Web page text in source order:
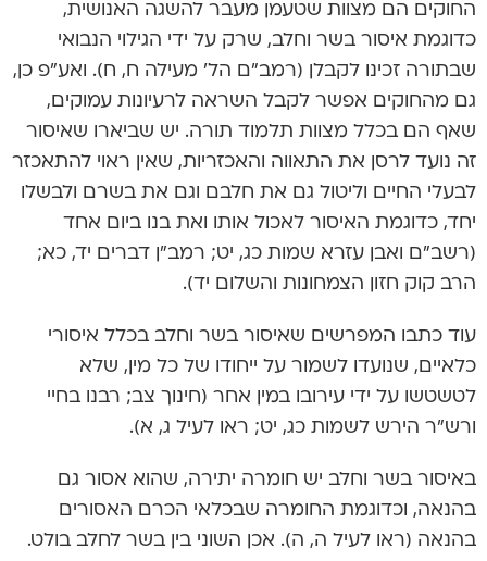
החוקים הם מצוות שטעמן מעבר להשגה האנושית,
כדוגמת איסור בשר וחלב, שרק על ידי הגילוי הנבואי
שבתורה זכינו לקבלן (רמב”ם הל’ מעילה ח, ח). ואע”פ כן,
גם מהחוקים אפשר לקבל השראה לרעיונות עמוקים,
שאף הם בכלל מצוות תלמוד תורה. יש שביארו שאיסור
זה נועד לרסן את התאווה והאכזריות, שאין ראוי להתאכזר
לבעלי החיים וליטול גם את חלבם וגם את בשרם ולבשלו
יחד, כדוגמת האיסור לאכול אותו ואת בנו ביום אחד
(רשב”ם ואבן עזרא שמות כג, יט; רמב”ן דברים יד, כא;
הרב קוק חזון הצמחונות והשלום יד).
עוד כתבו המפרשים שאיסור בשר וחלב בכלל איסורי
כלאיים, שנועדו לשמור על ייחודו של כל מין, שלא
לטשטשו על ידי עירובו במין אחר (חינוך צב; רבנו בחיי
ורש”ר הירש לשמות כג, יט; ראו לעיל ג, א).
באיסור בשר וחלב יש חומרה יתירה, שהוא אסור גם
בהנאה, וכדוגמת החומרה שבכלאי הכרם האסורים
בהנאה (ראו לעיל ה, ה). אכן השוני בין בשר לחלב בולט.